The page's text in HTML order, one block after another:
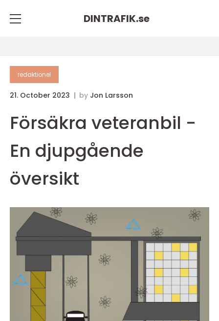
DINTRAFIK.se
redaktionel
21. October 2023 by Jon Larsson
Försäkra veteranbil -
En djupgående
översikt